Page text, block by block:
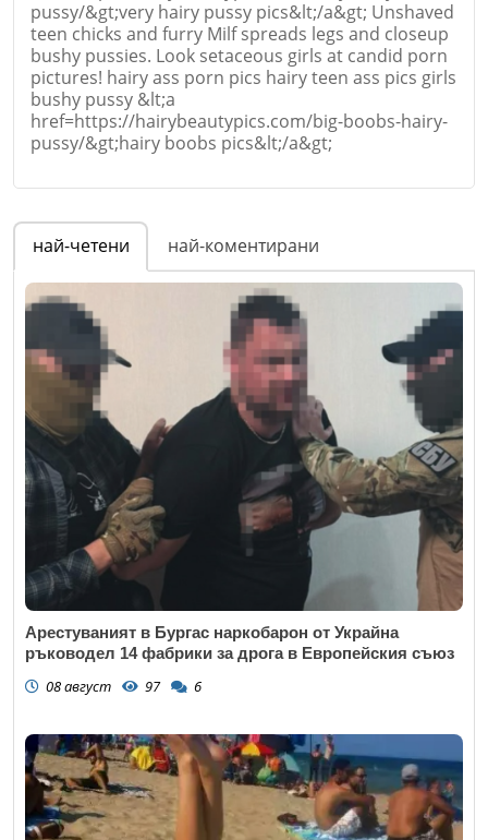
pussy/&gt;very hairy pussy pics&lt;/a&gt; Unshaved
teen chicks and furry Milf spreads legs and closeup
bushy pussies. Look setaceous girls at candid porn
pictures! hairy ass porn pics hairy teen ass pics girls
bushy pussy &lt;a
href=https://hairybeautypics.com/big-boobs-hairy-
pussy/&gt;hairy boobs pics&lt;/a&gt;
Име*
Коментар *
най-четени най-коментирани
Арестуваният в Бургас наркобарон от Украйна
ръководел 14 фабрики за дрога в Европейския съюз
08 август 97 6